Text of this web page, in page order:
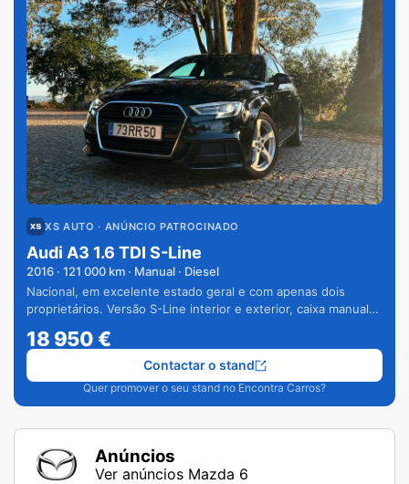
XS AUTO · ANÚNCIO PATROCINADO
Audi A3 1.6 TDI S-Line
2016 · 121 000 km · Manual · Diesel
Nacional, em excelente estado geral e com apenas dois
proprietários. Versão S-Line interior e exterior, caixa manual
18 950€
Quer promover o seu stand no Encontra Carros?
Contactar o stand
Anúncios
Ver anúncios Mazda 6